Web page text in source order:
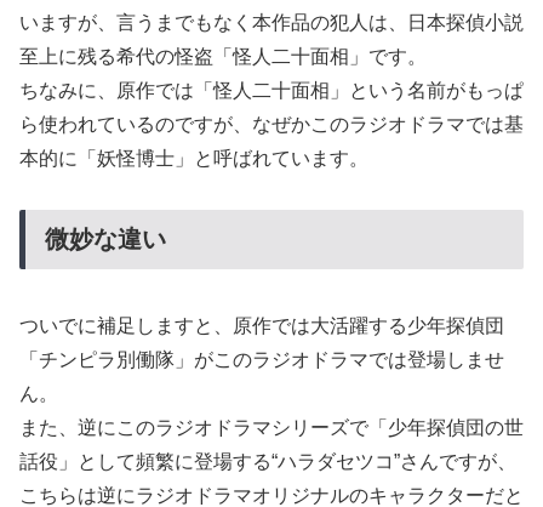
いますが、言うまでもなく本作品の犯人は、日本探偵小説
至上に残る希代の怪盗「怪人二十面相」です。
ちなみに、原作では「怪人二十面相」という名前がもっぱ
ら使われているのですが、なぜかこのラジオドラマでは基
本的に「妖怪博士」と呼ばれています。
微妙な違い
ついでに補足しますと、原作では大活躍する少年探偵団
「チンピラ別働隊」がこのラジオドラマでは登場しませ
ん。
また、逆にこのラジオドラマシリーズで「少年探偵団の世
話役」として頻繁に登場する“ハラダセツコ”さんですが、
こちらは逆にラジオドラマオリジナルのキャラクターだと